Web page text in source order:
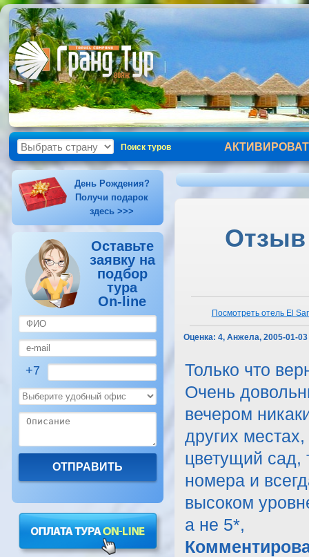
Поиск туров
День Рождения?
Получи подарок
здесь >>>
Оставьте
заявку на
подбор
тура
On-line
+7
Отзыв
Посмотреть отель El
Оценка: 4, Анжела, 2005-01-03
Только что
Очень
вечером
других
цветущий сад,
номера и
высоком
а не 5*,